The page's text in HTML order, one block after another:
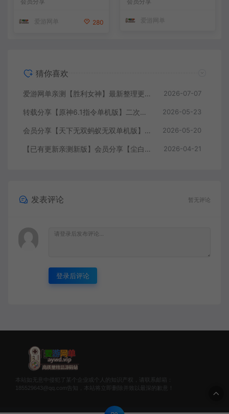
虚拟机一键端 配套视频教学
爱游网单 280 爱游网单
猜你喜欢
爱游网单亲测【胜利女神】最新整理更新第7版148.10.5NIKKE胜利女神妮姬单机版方舟活动148版本官服GM可无限抽卡全剧情免虚拟机一键端视频安装教学 2026-07-07
转载分享【原神6.1指令单机版】二次元网游单机版 指令模拟端 登录 战斗 地图 魔物 背包 抽卡 商店 MOD 未亲测图文教学 2026-05-23
会员分享【天下无双蚂蚁无双单机版】最新整理单机版本 带GM命令后台 武侠怀旧网游 免虚拟机一键端 配套视频教学 2026-05-20
【已有更新亲测新版】会员分享【尘白单机版】二次元射击类网游单机版一键端 2026-04-21
发表评论 暂无评论
登录后评论
本站如无意中侵犯了某个企业或个人的知识产权，请联系邮箱：
185529643@qq.com告知，本站将立即删除并致以最深的歉意！